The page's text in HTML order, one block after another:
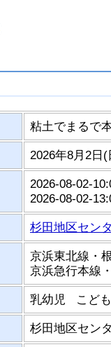
粘土でまるで
2026年8月2日(
2026-08-02-
2026-08-02-
杉田地区セン
京浜東北線・
京浜急行本
乳幼児 こど
杉田地区セン